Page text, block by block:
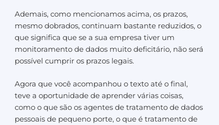
Ademais, como mencionamos acima, os prazos,
mesmo dobrados, continuam bastante reduzidos, o
que significa que se a sua empresa tiver um
monitoramento de dados muito deficitário, não será
possível cumprir os prazos legais.
Agora que você acompanhou o texto até o final,
teve a oportunidade de aprender várias coisas,
como o que são os agentes de tratamento de dados
pessoais de pequeno porte, o que é tratamento de